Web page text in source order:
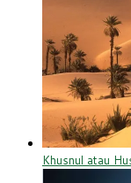
Khusnul atau